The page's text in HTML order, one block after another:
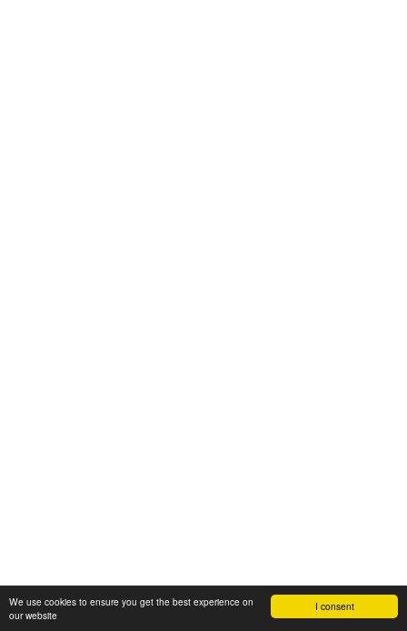
I consent
We use cookies to ensure you get the best experience on
our website